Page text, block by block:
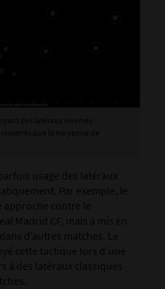
usage des latéraux
Par exemple, le
approche contre le
Madrid CF, mais a mis en
d’autres matches. Le
cette tactique lors d’une
à des latéraux classiques